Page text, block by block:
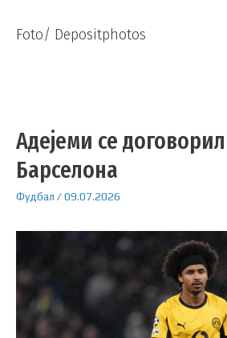
Foto/ Depositphotos
Адејеми се
Барселона
Фудбал /09.07.2026